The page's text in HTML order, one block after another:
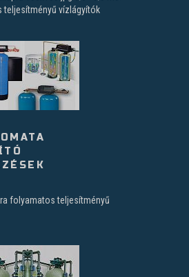
teljesítményű vízlágyítók
folyamatos teljesítményű